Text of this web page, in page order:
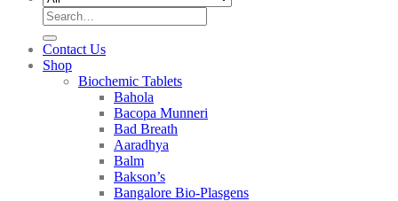
Search
for:
Contact Us
Shop
Biochemic Tablets
Bahola
Bacopa Munneri
Bad Breath
Aaradhya
Balm
Bakson’s
Bangalore Bio-Plasgens